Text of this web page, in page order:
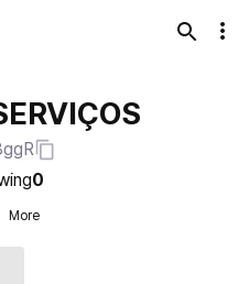
0
More